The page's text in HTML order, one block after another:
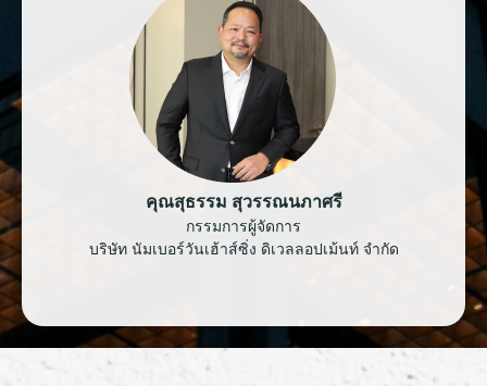
คุณสุธรรม สุวรรณนภาศรี
กรรมการผู้จัดการ
บริษัท นัมเบอร์วันเฮ้าส์ซิ่ง ดิเวลลอปเม้นท์ จำกัด